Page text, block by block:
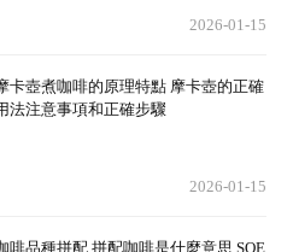
2026-01-15
卡壺煮咖啡的原理特點 摩卡壺的正確
法注意事項和正確步驟
2026-01-15
啡品種拼配 拼配咖啡是什麼意思 SOE